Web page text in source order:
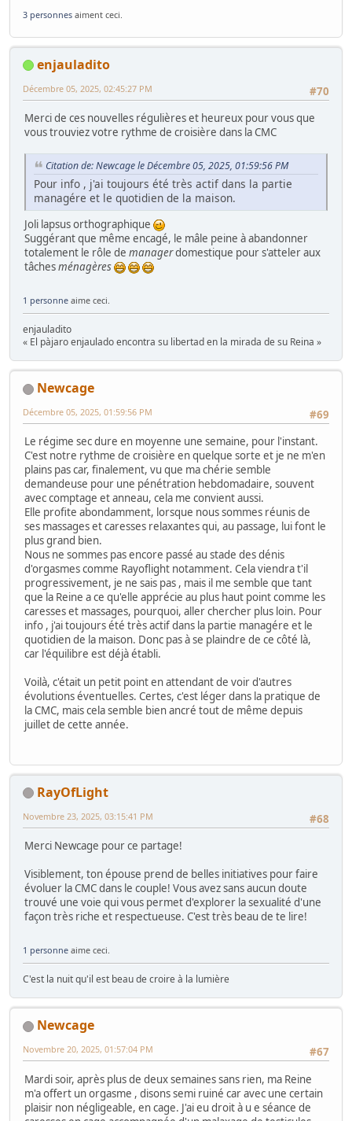
3 personnes aiment ceci.
enjauladito
#70
Décembre 05, 2025, 02:45:27 PM
Merci de ces nouvelles régulières et heureux pour vous que
vous trouviez votre rythme de croisière dans la CMC
Citation de: Newcage le Décembre 05, 2025, 01:59:56 PM
Pour info , j'ai toujours été très actif dans la partie
managére et le quotidien de la maison.
Joli lapsus orthographique
Suggérant que même encagé, le mâle peine à abandonner
totalement le rôle de managerdomestique pour s'atteler aux
tâchesménagères
1 personne aime ceci.
enjauladito
« El pàjaro enjaulado encontra su libertad en la mirada de su Reina »
Newcage
#69
Décembre 05, 2025, 01:59:56 PM
Le régime sec dure en moyenne une semaine, pour l'instant.
C'est notre rythme de croisière en quelque sorte et je ne m'en
plains pas car, finalement, vu que ma chérie semble
demandeuse pour une pénétration hebdomadaire, souvent
avec comptage et anneau, cela me convient aussi.
Elle profite abondamment, lorsque nous sommes réunis de
ses massages et caresses relaxantes qui, au passage, lui font le
plus grand bien.
Nous ne sommes pas encore passé au stade des dénis
d'orgasmes comme Rayoflight notamment. Cela viendra t'il
progressivement, je ne sais pas , mais il me semble que tant
que la Reine a ce qu'elle apprécie au plus haut point comme les
caresses et massages, pourquoi, aller chercher plus loin. Pour
info , j'ai toujours été très actif dans la partie managére et le
quotidien de la maison. Donc pas à se plaindre de ce côté là,
car l'équilibre est déjà établi.
Voilà, c'était un petit point en attendant de voir d'autres
évolutions éventuelles. Certes, c'est léger dans la pratique de
la CMC, mais cela semble bien ancré tout de même depuis
juillet de cette année.
RayOfLight
#68
Novembre 23, 2025, 03:15:41 PM
Merci Newcage pour ce partage!
Visiblement, ton épouse prend de belles initiatives pour faire
évoluer la CMC dans le couple! Vous avez sans aucun doute
trouvé une voie qui vous permet d'explorer la sexualité d'une
façon très riche et respectueuse. C'est très beau de te lire!
1 personne aime ceci.
C'est la nuit qu'il est beau de croire à la lumière
Newcage
#67
Novembre 20, 2025, 01:57:04 PM
Mardi soir, après plus de deux semaines sans rien, ma Reine
m'a offert un orgasme , disons semi ruiné car avec une certain
plaisir non négligeable, en cage. J'ai eu droit à u e séance de